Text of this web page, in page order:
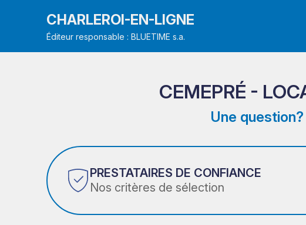
CHARLEROI-EN-LIGNE
Éditeur responsable : BLUETIME s.a.
CEMEPRÉ -
Une
PRESTATAIRES DE CONFIANCE
Nos critères de sélection